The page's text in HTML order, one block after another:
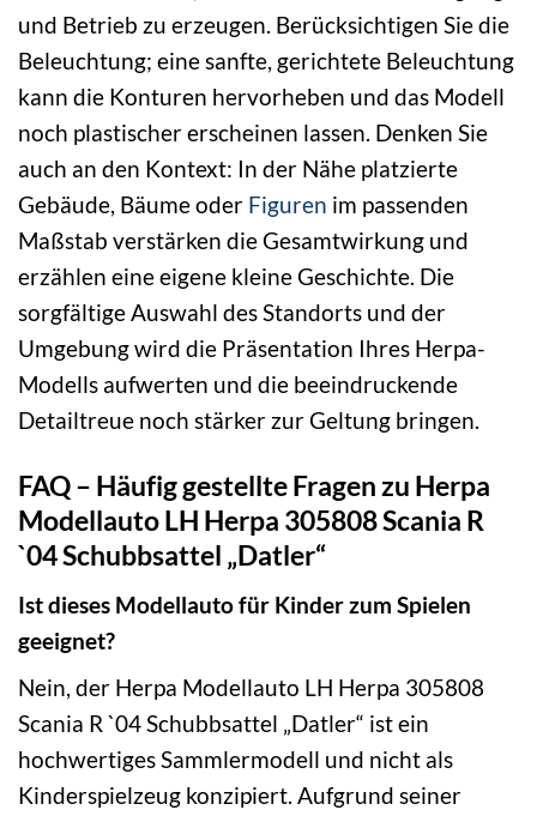
und Betrieb zu erzeugen. Berücksichtigen Sie die
Beleuchtung; eine sanfte, gerichtete Beleuchtung
kann die Konturen hervorheben und das Modell
noch plastischer erscheinen lassen. Denken Sie
auch an den Kontext: In der Nähe platzierte
Gebäude, Bäume oder Figuren im passenden
Maßstab verstärken die Gesamtwirkung und
erzählen eine eigene kleine Geschichte. Die
sorgfältige Auswahl des Standorts und der
Umgebung wird die Präsentation Ihres Herpa-
Modells aufwerten und die beeindruckende
Detailtreue noch stärker zur Geltung bringen.
FAQ – Häufig gestellte Fragen zu Herpa
Modellauto LH Herpa 305808 Scania R
`04 Schubbsattel „Datler“
Ist dieses Modellauto für Kinder zum Spielen
geeignet?
Nein, der Herpa Modellauto LH Herpa 305808
Scania R `04 Schubbsattel „Datler“ ist ein
hochwertiges Sammlermodell und nicht als
Kinderspielzeug konzipiert. Aufgrund seiner